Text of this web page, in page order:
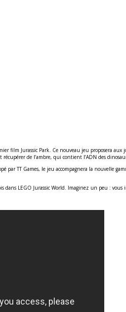
film Jurassic Park. Ce nouveau jeu proposera
de l’ambre, qui contient l’ADN des
par TT Games, le jeu accompagnera la nouvelle
LEGO Jurassic World. Imaginez un peu :